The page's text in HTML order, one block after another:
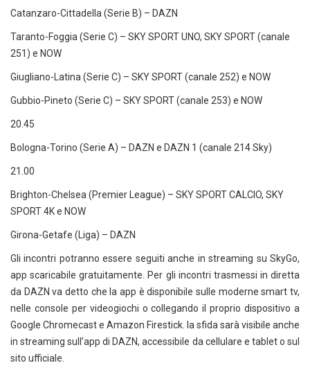
Catanzaro-Cittadella (Serie B) – DAZN
Taranto-Foggia (Serie C) – SKY SPORT UNO, SKY SPORT (canale
251) e NOW
Giugliano-Latina (Serie C) – SKY SPORT (canale 252) e NOW
Gubbio-Pineto (Serie C) – SKY SPORT (canale 253) e NOW
20.45
Bologna-Torino (Serie A) – DAZN e DAZN 1 (canale 214 Sky)
21.00
Brighton-Chelsea (Premier League) – SKY SPORT CALCIO, SKY
SPORT 4K e NOW
Girona-Getafe (Liga) – DAZN
Gli incontri potranno essere seguiti anche in streaming su SkyGo,
app scaricabile gratuitamente. Per gli incontri trasmessi in diretta
da DAZN va detto che la app è disponibile sulle moderne smart tv,
nelle console per videogiochi o collegando il proprio dispositivo a
Google Chromecast e Amazon Firestick. la sfida sarà visibile anche
in streaming sull’app di DAZN, accessibile da cellulare e tablet o sul
sito ufficiale.